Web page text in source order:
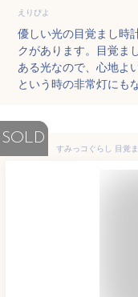
えりぴよ
優しい光の目覚まし時
クがあります。目覚ま
ある光なので、心地よ
という時の非常灯にも
SOLD